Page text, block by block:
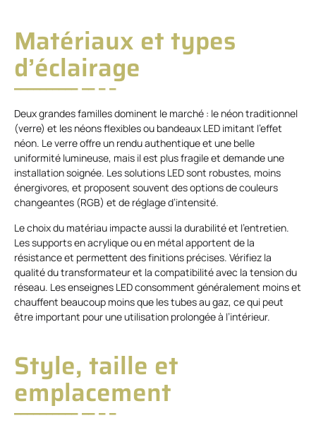
Matériaux et types
d’éclairage
Deux grandes familles dominent le marché : le néon traditionnel
(verre) et les néons flexibles ou bandeaux LED imitant l’effet
néon. Le verre offre un rendu authentique et une belle
uniformité lumineuse, mais il est plus fragile et demande une
installation soignée. Les solutions LED sont robustes, moins
énergivores, et proposent souvent des options de couleurs
changeantes (RGB) et de réglage d’intensité.
Le choix du matériau impacte aussi la durabilité et l’entretien.
Les supports en acrylique ou en métal apportent de la
résistance et permettent des finitions précises. Vérifiez la
qualité du transformateur et la compatibilité avec la tension du
réseau. Les enseignes LED consomment généralement moins et
chauffent beaucoup moins que les tubes au gaz, ce qui peut
être important pour une utilisation prolongée à l’intérieur.
Style, taille et
emplacement